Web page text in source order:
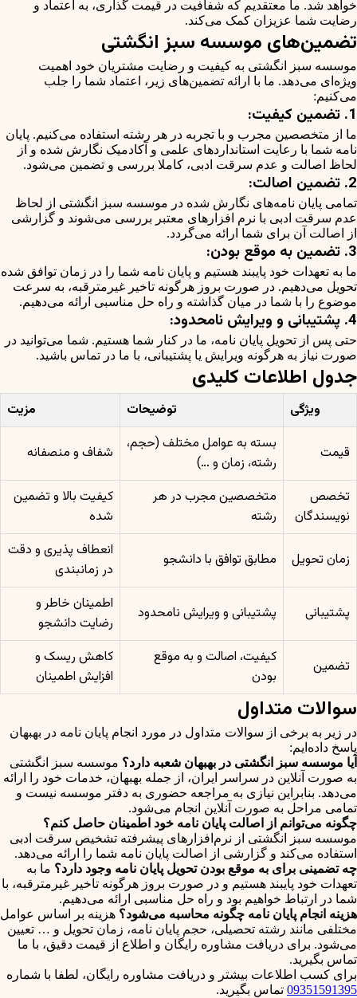
خواهد شد. ما معتقدیم که شفافیت در قیمت گذاری، به اعتماد و
رضایت شما عزیزان کمک می‌کند.
تضمین‌های موسسه سبز انگشتی
موسسه سبز انگشتی به کیفیت و رضایت مشتریان خود اهمیت
ویژه‌ای می‌دهد. ما با ارائه تضمین‌های زیر، اعتماد شما را جلب
می‌کنیم:
1. تضمین کیفیت:
ما از متخصصین مجرب و با تجربه در هر رشته استفاده می‌کنیم. پایان
نامه شما با رعایت استانداردهای علمی و آکادمیک نگارش شده و از
لحاظ اصالت و عدم سرقت ادبی، کاملا بررسی و تضمین می‌شود.
2. تضمین اصالت:
تمامی پایان نامه‌های نگارش شده در موسسه سبز انگشتی از لحاظ
عدم سرقت ادبی با نرم افزارهای معتبر بررسی می‌شوند و گزارشی
از اصالت آن برای شما ارائه می‌گردد.
3. تضمین به موقع بودن:
ما به تعهدات خود پایبند هستیم و پایان نامه شما را در زمان توافق شده
تحویل می‌دهیم. در صورت بروز هرگونه تاخیر غیرمترقبه، به سرعت
موضوع را با شما در میان گذاشته و راه حل مناسبی ارائه می‌دهیم.
4. پشتیبانی و ویرایش نامحدود:
حتی پس از تحویل پایان نامه، ما در کنار شما هستیم. شما می‌توانید در
صورت نیاز به هرگونه ویرایش یا پشتیبانی، با ما در تماس باشید.
جدول اطلاعات کلیدی
ویژگی توضیحات مزیت
قیمت
بسته به عوامل مختلف (حجم،
رشته، زمان و …)
شفاف و منصفانه
تخصص
نویسندگان
متخصصین مجرب در هر
رشته
کیفیت بالا و تضمین
شده
زمان تحویل مطابق توافق با دانشجو
انعطاف پذیری و دقت
در زمانبندی
پشتیبانی پشتیبانی و ویرایش نامحدود
اطمینان خاطر و
رضایت دانشجو
تضمین
کیفیت، اصالت و به موقع
بودن
کاهش ریسک و
افزایش اطمینان
سوالات متداول
در زیر به برخی از سوالات متداول در مورد انجام پایان نامه در بهبهان
پاسخ داده‌ایم:
آیا موسسه سبز انگشتی در بهبهان شعبه دارد؟ موسسه سبز انگشتی
به صورت آنلاین در سراسر ایران، از جمله بهبهان، خدمات خود را ارائه
می‌دهد. بنابراین نیازی به مراجعه حضوری به دفتر موسسه نیست و
تمامی مراحل به صورت آنلاین انجام می‌شود.
چگونه می‌توانم از اصالت پایان نامه خود اطمینان حاصل کنم؟
موسسه سبز انگشتی از نرم‌افزارهای پیشرفته تشخیص سرقت ادبی
استفاده می‌کند و گزارشی از اصالت پایان نامه شما را ارائه می‌دهد.
چه تضمینی برای به موقع بودن تحویل پایان نامه وجود دارد؟ ما به
تعهدات خود پایبند هستیم و در صورت بروز هرگونه تاخیر غیرمترقبه، با
شما در ارتباط خواهیم بود و راه حل مناسبی ارائه می‌دهیم.
هزینه انجام پایان نامه چگونه محاسبه می‌شود؟ هزینه بر اساس عوامل
مختلفی مانند رشته تحصیلی، حجم پایان نامه، زمان تحویل و … تعیین
می‌شود. برای دریافت مشاوره رایگان و اطلاع از قیمت دقیق، با ما
تماس بگیرید.
برای کسب اطلاعات بیشتر و دریافت مشاوره رایگان، لطفا با شماره
09351591395 تماس بگیرید.